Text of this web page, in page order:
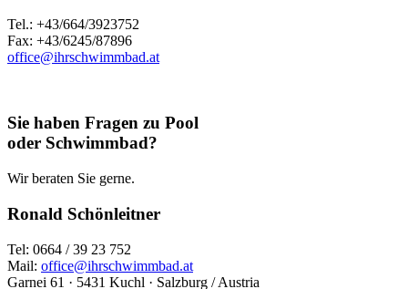
Tel.: +43/664/3923752
Fax: +43/6245/87896
office@ihrschwimmbad.at
Sie haben Fragen zu Pool
oder Schwimmbad?
Wir beraten Sie gerne.
Ronald Schönleitner
Tel: 0664 / 39 23 752
Mail: office@ihrschwimmbad.at
Garnei 61 · 5431 Kuchl · Salzburg / Austria